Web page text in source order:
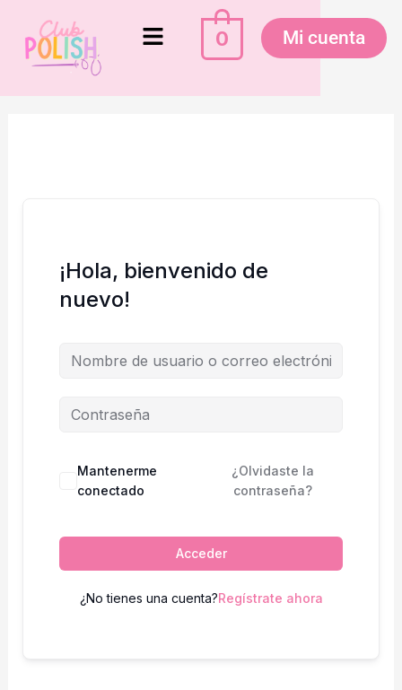
contenido
Menú 0 Mi cuenta
¡Hola, bienvenido de
nuevo!
Mantenerme
conectado
¿Olvidaste la
contraseña?
Acceder
¿No tienes una cuenta?Regístrate ahora